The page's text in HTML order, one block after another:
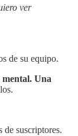
ver
de su equipo.
Una
suscriptores.